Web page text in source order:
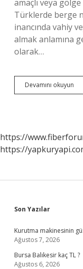
amaçlı veya
Türklerde berge
inancında vahiy
almak anlamına
olarak…
Devamını okuyun
https://
https://
Sidebar
Son Yazılar
Kurutma makinesinin
Ağustos 7, 2026
Bursa Balıkesir kaç TL ?
Ağustos 6, 2026